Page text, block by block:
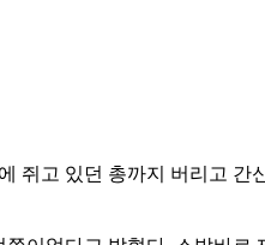
쥐고 있던 총까지 버리고 간